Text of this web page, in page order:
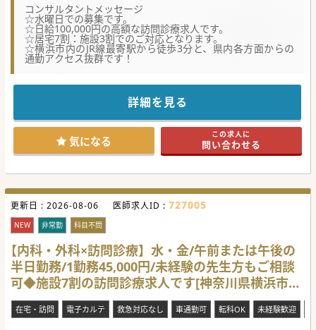
コンサルタントメッセージ
☆水曜日での募集です。
☆日給100,000円の高額な訪問診療求人です。
☆居宅7割：施設3割でのご対応となります。
☆横浜市内のJR線最寄駅から徒歩3分と、県内各方面からの
通勤アクセス抜群です！
詳細を見る
気になる この求人に
問い合わせる
更新日 : 2026-08-06 医師求人ID : 727005
NEW 非常勤 科目不問
【内科・外科×訪問診療】水・金/午前または午後の
半日勤務/1勤務45,000円/未経験の先生方もご相談
可◆施設7割の訪問診療求人です[神奈川県横浜市都
筑区]
在宅・訪問 電子カルテ 救急対応なし 車通勤可 転科OK 未経験歓迎